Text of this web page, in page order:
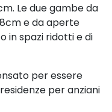
Le due gambe da
e da aperte
in spazi ridotti e di
per essere
per anziani